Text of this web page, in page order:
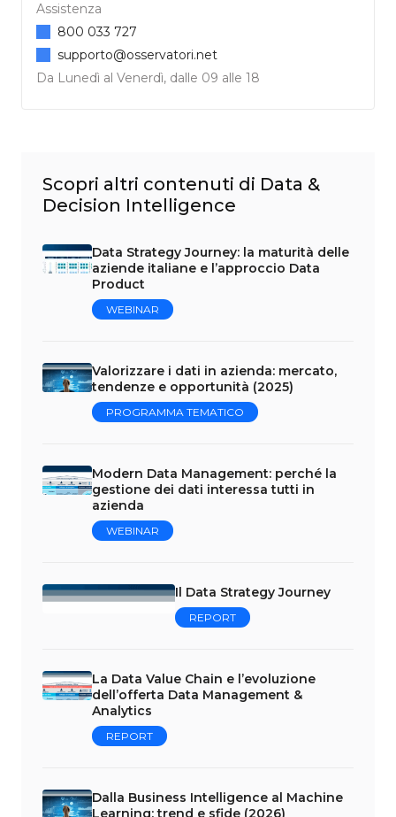
Assistenza
Da Lunedì al Venerdì, dalle 09 alle 18
800 033 727
supporto@osservatori.net
Scopri altri contenuti di Data &
Decision Intelligence
Data Strategy Journey: la maturità delle
aziende italiane e l’approccio Data
Product
WEBINAR
Valorizzare i dati in azienda: mercato,
tendenze e opportunità (2025)
PROGRAMMA TEMATICO
Modern Data Management: perché la
gestione dei dati interessa tutti in
azienda
WEBINAR
Il Data Strategy Journey
REPORT
La Data Value Chain e l’evoluzione
dell’offerta Data Management &
Analytics
REPORT
Dalla Business Intelligence al Machine